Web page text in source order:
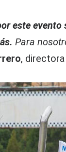
este
Para
,